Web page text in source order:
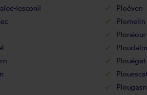
lesconil
Ploéven
Plomelin